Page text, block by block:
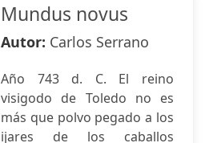
Mundus novus
Autor: Carlos Serrano
Año 743 d. C. El reino
visigodo de Toledo no es
más que polvo pegado a los
ijares de los caballos